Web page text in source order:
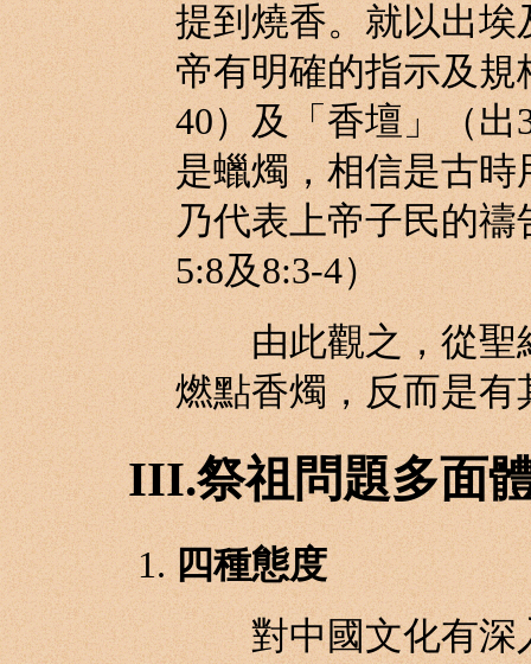
提到燒香。就以出
帝有明確的指示及規
40）及「香壇」（出
是蠟燭，相信是古
乃代表上帝子民的禱
5:8及8:3-4）
由此觀之，從聖經
燃點香燭，反而是
III.祭祖問題多面
四種態度
對中國文化有深入